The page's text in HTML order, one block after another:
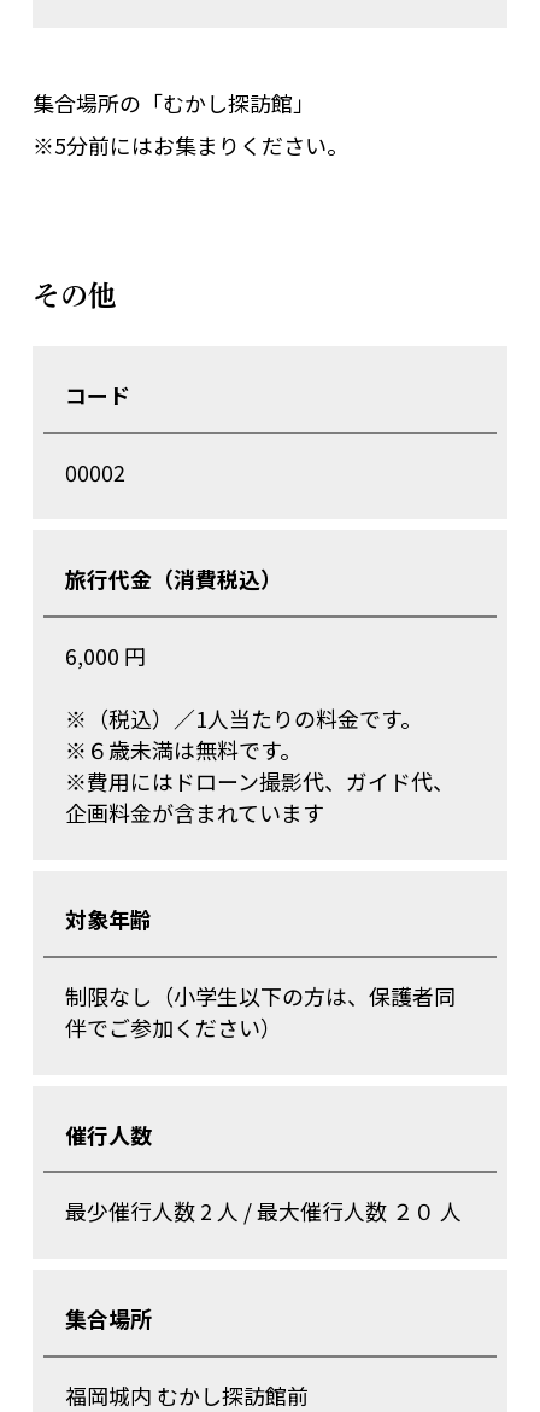
集合場所の「むかし探訪館」
※5分前にはお集まりください。
その他
コード
00002
旅行代金（消費税込）
6,000 円
※（税込）／1人当たりの料金です。
※６歳未満は無料です。
※費用にはドローン撮影代、ガイド代、
企画料金が含まれています
対象年齢
制限なし（小学生以下の方は、保護者同
伴でご参加ください）
催行人数
最少催行人数 2 人 / 最大催行人数 ２０ 人
集合場所
福岡城内 むかし探訪館前